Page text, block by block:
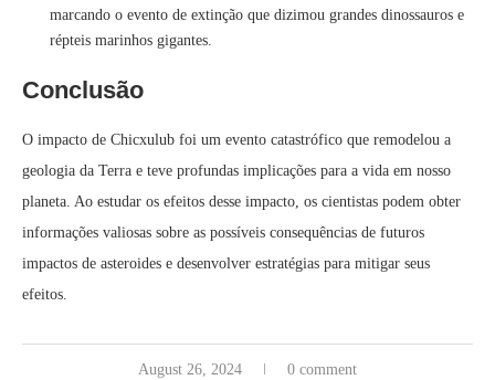
marcando o evento de extinção que dizimou grandes dinossauros e
répteis marinhos gigantes.
Conclusão
O impacto de Chicxulub foi um evento catastrófico que remodelou a
geologia da Terra e teve profundas implicações para a vida em nosso
planeta. Ao estudar os efeitos desse impacto, os cientistas podem obter
informações valiosas sobre as possíveis consequências de futuros
impactos de asteroides e desenvolver estratégias para mitigar seus
efeitos.
August 26, 2024 0 comment